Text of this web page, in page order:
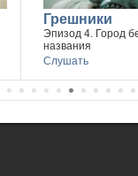
Грешники
Эпизод 4. Город
названия
Слушать